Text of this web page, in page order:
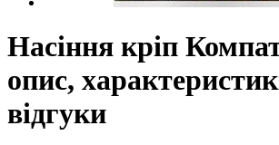
Насіння кріп
опис,
відгуки